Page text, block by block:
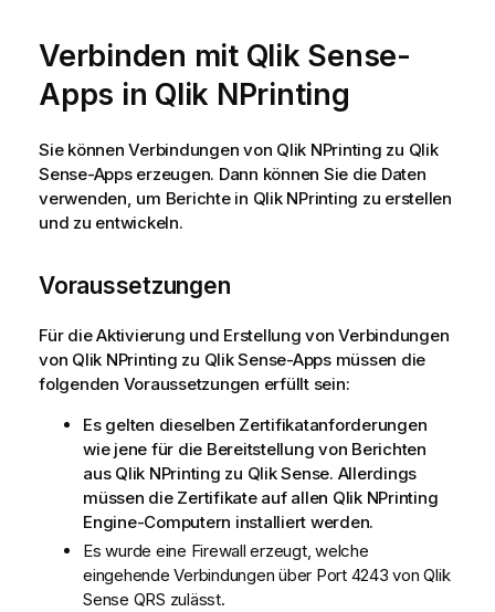
Verbinden mit Qlik Sense-
Apps in Qlik NPrinting
Sie können Verbindungen von Qlik NPrinting zu Qlik
Sense-Apps erzeugen. Dann können Sie die Daten
verwenden, um Berichte in Qlik NPrinting zu erstellen
und zu entwickeln.
Voraussetzungen
Für die Aktivierung und Erstellung von Verbindungen
von Qlik NPrinting zu Qlik Sense-Apps müssen die
folgenden Voraussetzungen erfüllt sein:
Es gelten dieselben Zertifikatanforderungen
wie jene für die Bereitstellung von Berichten
aus Qlik NPrinting zu Qlik Sense. Allerdings
müssen die Zertifikate auf allen Qlik NPrinting
Engine-Computern installiert werden.
Es wurde eine Firewall erzeugt, welche
eingehende Verbindungen über Port 4243 vonQlik
Sense QRS zulässt.